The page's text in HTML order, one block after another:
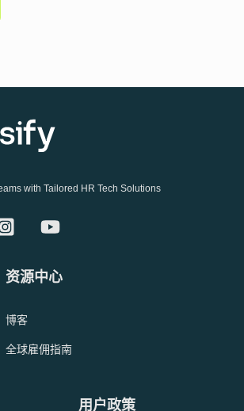
with Tailored HR Tech Solutions
资源中心
博客
全球雇佣指南
用户政策